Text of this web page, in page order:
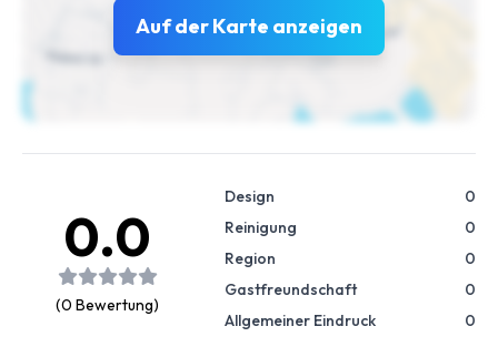
Auf der Karte anzeigen
0.0
(0 Bewertung)
Design
0
Reinigung
0
Region
0
Gastfreundschaft
0
Allgemeiner Eindruck
0